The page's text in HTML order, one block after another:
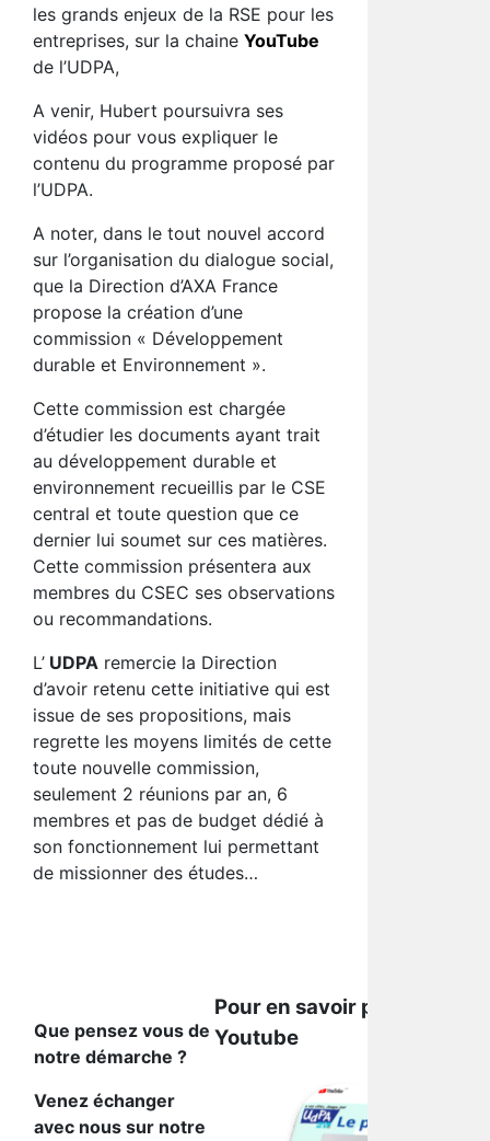
les grands enjeux de la RSE pour les
entreprises, sur la chaine YouTube
de l’UDPA,
A venir, Hubert poursuivra ses
vidéos pour vous expliquer le
contenu du programme proposé par
l’UDPA.
A noter, dans le tout nouvel accord
sur l’organisation du dialogue social,
que la Direction d’AXA France
propose la création d’une
commission « Développement
durable et Environnement ».
Cette commission est chargée
d’étudier les documents ayant trait
au développement durable et
environnement recueillis par le CSE
central et toute question que ce
dernier lui soumet sur ces matières.
Cette commission présentera aux
membres du CSEC ses observations
ou recommandations.
L’ UDPA remercie la Direction
d’avoir retenu cette initiative qui est
issue de ses propositions, mais
regrette les moyens limités de cette
toute nouvelle commission,
seulement 2 réunions par an, 6
membres et pas de budget dédié à
son fonctionnement lui permettant
de missionner des études…
Que pensez vous de
notre démarche ?
Venez échanger
avec nous sur notre
Pour en savoir plus, suivez
Youtube